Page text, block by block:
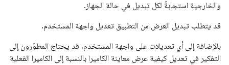
والخارجية استجابةً لكل تبديل في حالة الجهاز.
قد يتطلب تبديل العرض من التطبيق تعديل واجهة المستخدم.
بالإضافة إلى أي تعديلات على واجهة المستخدم، قد يحتاج المطوّرون إلى
التفكير في تعديل كيفية عرض معاينة الكاميرا بالنسبة إلى الكاميرا الفعلية